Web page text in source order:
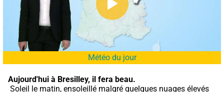
Météo du jour
Aujourd'hui à Bresilley, il fera beau.